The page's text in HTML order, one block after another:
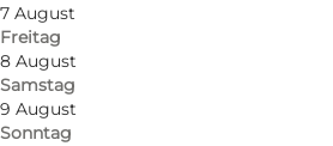
7 August
Freitag
8 August
Samstag
9 August
Sonntag